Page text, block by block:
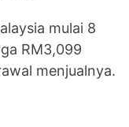
mulai 8
RM3,099
menjualnya.